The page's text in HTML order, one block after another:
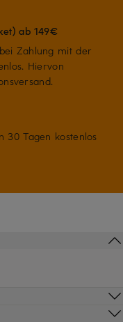
ab 149€
Zahlung mit der
Hiervon
30 Tagen kostenlos